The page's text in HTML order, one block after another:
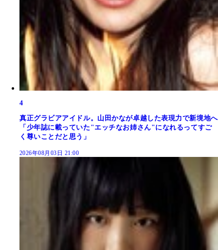
4
真正グラビアアイドル。山田かなが卓越した表現力で新境地へ
「少年誌に載っていた"エッチなお姉さん"になれるってすご
く尊いことだと思う」
2026年08月03日 21:00